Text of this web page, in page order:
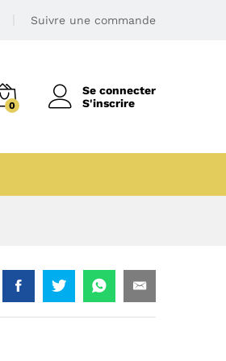
Suivre une commande
0
Se connecter
S'inscrire